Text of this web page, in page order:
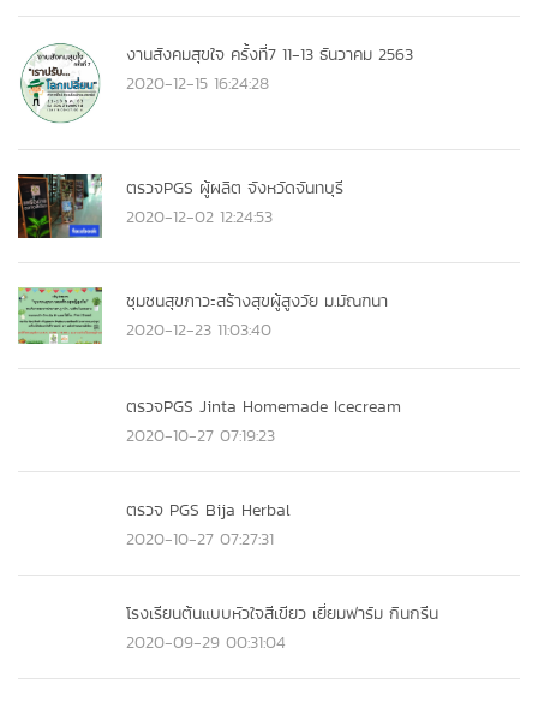
งานสังคมสุขใจ ครั้งที่7 11-13 ธันวาคม 2563
2020-12-15 16:24:28
ตรวจPGS ผู้ผลิต จังหวัดจันทบุรี
2020-12-02 12:24:53
ชุมชนสุขภาวะสร้างสุขผู้สูงวัย ม.มัณฑนา
2020-12-23 11:03:40
ตรวจPGS Jinta Homemade Icecream
2020-10-27 07:19:23
ตรวจ PGS Bija Herbal
2020-10-27 07:27:31
โรงเรียนต้นแบบหัวใจสีเขียว เยี่ยมฟาร์ม กินกรีน
2020-09-29 00:31:04